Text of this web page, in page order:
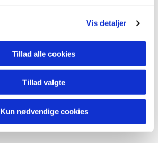
Vis detaljer
Tillad alle cookies
Tillad valgte
Kun nødvendige cookies